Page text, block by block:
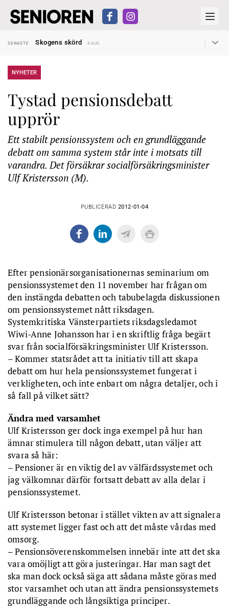
SENASTE
Skogens skörd
8 AUG
SENASTE
Kravet: Nu måste 65-årsgränsen bort
SENASTE
Hyror rusar ifrån äldres bostadstillägg
28 JUL
SENASTE
Skogens skörd 8 AUG
NYHETER
Tystad pensionsdebatt
upprör
Ett stabilt pensionssystem och en grundläggande
debatt om samma system står inte i motsats till
varandra. Det försäkrar socialförsäkringsminister
Ulf Kristersson (M).
PUBLICERAD 2012-01-04
Efter pensionärsorganisationernas seminarium om
pensionssystemet den 11 november har frågan om
den instängda debatten och tabubelagda diskussionen
om pensionssystemet nått riksdagen.
Systemkritiska Vänsterpartiets riksdagsledamot
Wiwi-Anne Johansson har i en skriftlig fråga begärt
svar från socialförsäkringsminister Ulf Kristersson.
– Kommer statsrådet att ta initiativ till att skapa
debatt om hur hela pensionssystemet fungerat i
verkligheten, och inte enbart om några detaljer, och i
så fall på vilket sätt?
Ändra med varsamhet
Ulf Kristersson ger dock inga exempel på hur han
ämnar stimulera till någon debatt, utan väljer att
svara så här:
– Pensioner är en viktig del av välfärdssystemet och
jag välkomnar därför fortsatt debatt av alla delar i
pensionssystemet.
Ulf Kristersson betonar i stället vikten av att signalera
att systemet ligger fast och att det måste vårdas med
omsorg.
– Pensionsöverenskommelsen innebär inte att det ska
vara omöjligt att göra justeringar. Har man sagt det
ska man dock också säga att sådana måste göras med
stor varsamhet och utan att ändra pensionssystemets
grundläggande och långsiktiga principer.